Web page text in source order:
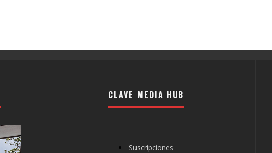
CLAVE MEDIA HUB
Suscripciones